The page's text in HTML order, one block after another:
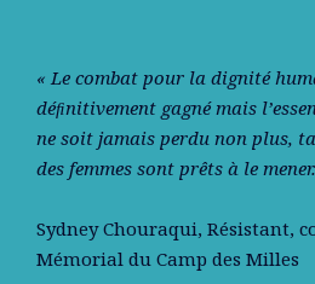
« Le combat pour la dignité
déﬁnitivement gagné mais
ne soit jamais perdu non plus,
des femmes sont prêts à le
Sydney Chouraqui, Résistant,
Mémorial du Camp des Milles